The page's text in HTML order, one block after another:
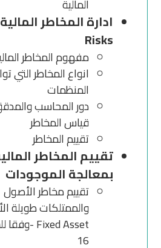
المالية
Risks
مفهوم المخاطر
انواع المخاطر التي
المنظمات
دور المحاسب
قياس المخاطر
تقييم المخاطر
تقييم المخاطر
بمعالجة الموجودات
تقييم مخاطر الأصول
والممتلكات طويلة
16